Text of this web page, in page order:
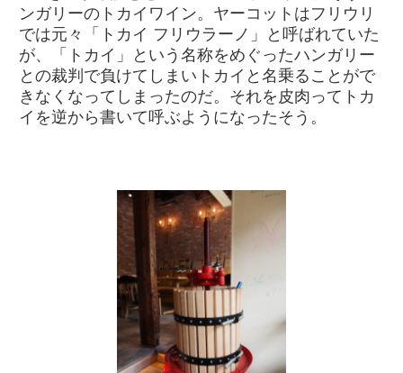
ンガリーのトカイワイン。ヤーコットはフリウリ
では元々「トカイ フリウラーノ」と呼ばれていた
が、「トカイ」という名称をめぐったハンガリー
との裁判で負けてしまいトカイと名乗ることがで
きなくなってしまったのだ。それを皮肉ってトカ
イを逆から書いて呼ぶようになったそう。